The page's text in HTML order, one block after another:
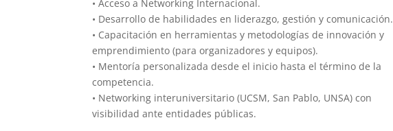
• Acceso a Networking Internacional.
• Desarrollo de habilidades en liderazgo, gestión y comunicación.
• Capacitación en herramientas y metodologías de innovación y
emprendimiento (para organizadores y equipos).
• Mentoría personalizada desde el inicio hasta el término de la
competencia.
• Networking interuniversitario (UCSM, San Pablo, UNSA) con
visibilidad ante entidades públicas.